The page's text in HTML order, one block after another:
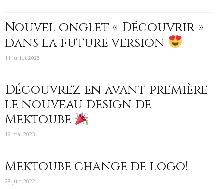
Nouvel onglet « Découvrir »
dans la future version
11 juillet 2023
Découvrez en avant-première
le nouveau design de
Mektoube
19 mai 2023
Mektoube change de logo!
28 juin 2022